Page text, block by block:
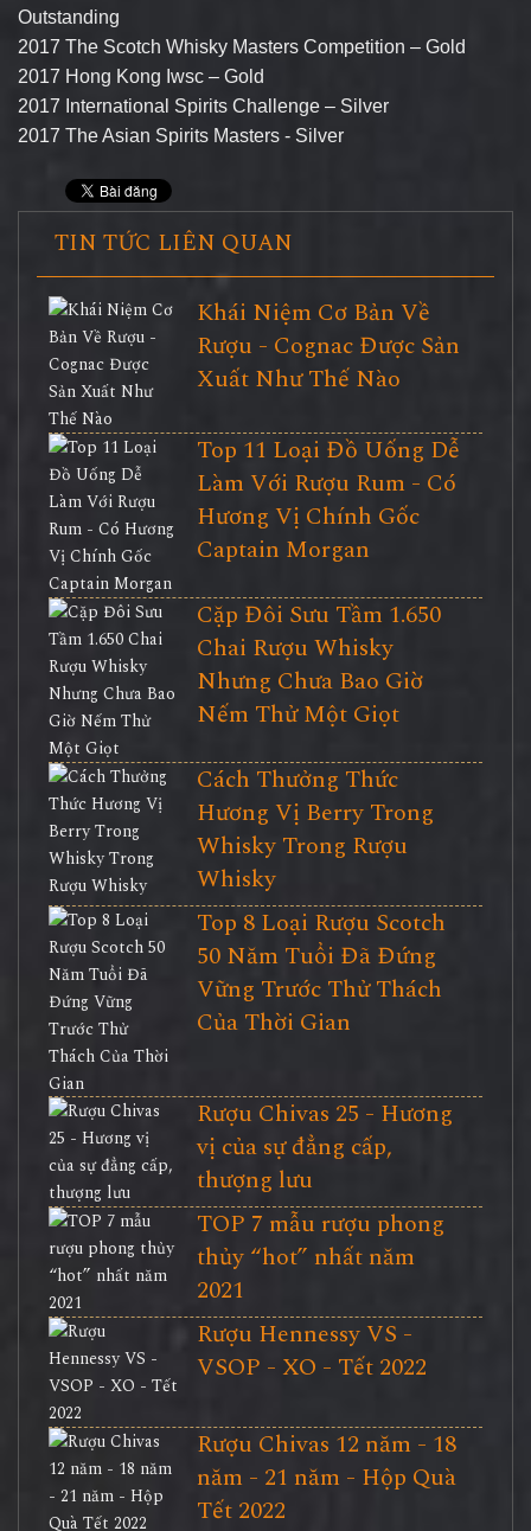
Outstanding
2017 The Scotch Whisky Masters Competition – Gold
2017 Hong Kong Iwsc – Gold
2017 International Spirits Challenge – Silver
2017 The Asian Spirits Masters - Silver
TIN TỨC LIÊN QUAN
Khái Niệm Cơ Bản Về
Rượu - Cognac Được Sản
Xuất Như Thế Nào
Top 11 Loại Đồ Uống Dễ
Làm Với Rượu Rum - Có
Hương Vị Chính Gốc
Captain Morgan
Cặp Đôi Sưu Tầm 1.650
Chai Rượu Whisky
Nhưng Chưa Bao Giờ
Nếm Thử Một Giọt
Cách Thưởng Thức
Hương Vị Berry Trong
Whisky Trong Rượu
Whisky
Top 8 Loại Rượu Scotch
50 Năm Tuổi Đã Đứng
Vững Trước Thử Thách
Của Thời Gian
Rượu Chivas 25 - Hương
vị của sự đẳng cấp,
thượng lưu
TOP 7 mẫu rượu phong
thủy “hot” nhất năm
2021
Rượu Hennessy VS -
VSOP - XO - Tết 2022
Rượu Chivas 12 năm - 18
năm - 21 năm - Hộp Quà
Tết 2022